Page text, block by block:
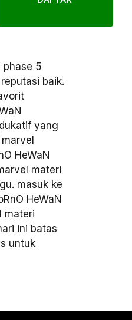
phase 5
baik.
yang
HeWaN
materi
masuk ke
HeWaN
materi
ini batas
untuk